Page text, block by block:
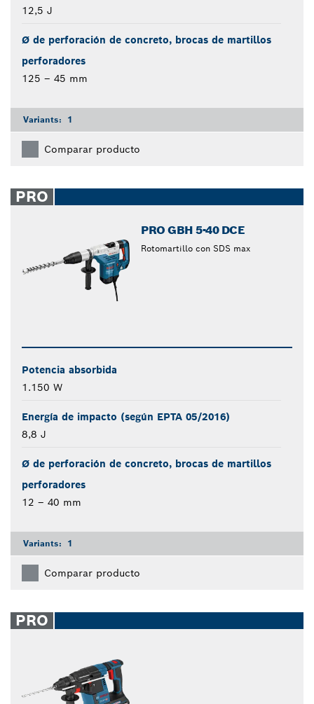
12,5 J
Ø de perforación de concreto, brocas de martillos
perforadores
125 – 45 mm
Variants: 1
Comparar producto
PRO
PRO GBH 5-40 DCE
Rotomartillo con SDS max
Potencia absorbida
1.150 W
Energía de impacto (según EPTA 05/2016)
8,8 J
Ø de perforación de concreto, brocas de martillos
perforadores
12 – 40 mm
Variants: 1
Comparar producto
PRO